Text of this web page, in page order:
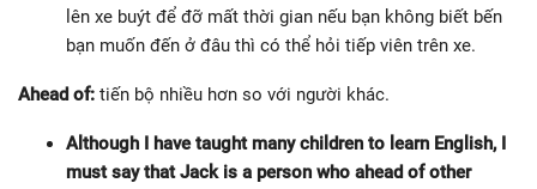
lên xe buýt để đỡ mất thời gian nếu bạn không biết bến
bạn muốn đến ở đâu thì có thể hỏi tiếp viên trên xe.
Ahead of: tiến bộ nhiều hơn so với người khác.
Although I have taught many children to learn English, I
must say that Jack is a person who ahead of other